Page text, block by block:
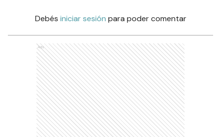
Debés iniciar sesión para poder comentar
Ads